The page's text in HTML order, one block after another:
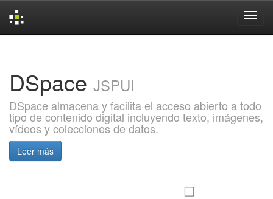
DSpace JSPUI
DSpace almacena y facilita el acceso abierto a todo
tipo de contenido digital incluyendo texto, imágenes,
vídeos y colecciones de datos.
Leer más